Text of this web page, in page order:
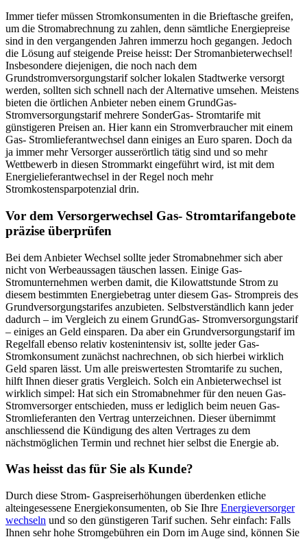
Immer tiefer müssen Stromkonsumenten in die Brieftasche greifen,
um die Stromabrechnung zu zahlen, denn sämtliche Energiepreise
sind in den vergangenden Jahren immerzu hoch gegangen. Jedoch
die Lösung auf steigende Preise heisst: Der Stromanbieterwechsel!
Insbesondere diejenigen, die noch nach dem
Grundstromversorgungstarif solcher lokalen Stadtwerke versorgt
werden, sollten sich schnell nach der Alternative umsehen. Meistens
bieten die örtlichen Anbieter neben einem GrundGas-
Stromversorgungstarif mehrere SonderGas- Stromtarife mit
günstigeren Preisen an. Hier kann ein Stromverbraucher mit einem
Gas- Stromlieferantwechsel dann einiges an Euro sparen. Doch da
ja immer mehr Versorger ausserörtlich tätig sind und so mehr
Wettbewerb in diesen Strommarkt eingeführt wird, ist mit dem
Energielieferantwechsel in der Regel noch mehr
Stromkostensparpotenzial drin.
Vor dem Versorgerwechsel Gas- Stromtarifangebote
präzise überprüfen
Bei dem Anbieter Wechsel sollte jeder Stromabnehmer sich aber
nicht von Werbeaussagen täuschen lassen. Einige Gas-
Stromunternehmen werben damit, die Kilowattstunde Strom zu
diesem bestimmten Energiebetrag unter diesem Gas- Strompreis des
Grundversorgungstarifes anzubieten. Selbstverständlich kann jeder
dadurch – im Vergleich zu einem GrundGas- Stromversorgungstarif
– einiges an Geld einsparen. Da aber ein Grundversorgungstarif im
Regelfall ebenso relativ kostenintensiv ist, sollte jeder Gas-
Stromkonsument zunächst nachrechnen, ob sich hierbei wirklich
Geld sparen lässt. Um alle preiswertesten Stromtarife zu suchen,
hilft Ihnen dieser gratis Vergleich. Solch ein Anbieterwechsel ist
wirklich simpel: Hat sich ein Stromabnehmer für den neuen Gas-
Stromversorger entschieden, muss er lediglich beim neuen Gas-
Stromlieferanten den Vertrag unterzeichnen. Dieser übernimmt
anschliessend die Kündigung des alten Vertrages zu dem
nächstmöglichen Termin und rechnet hier selbst die Energie ab.
Was heisst das für Sie als Kunde?
Durch diese Strom- Gaspreiserhöhungen überdenken etliche
alteingesessene Energiekonsumenten, ob Sie Ihre Energieversorger
wechseln und so den günstigeren Tarif suchen. Sehr einfach: Falls
Ihnen sehr hohe Stromgebühren ein Dorn im Auge sind, können Sie